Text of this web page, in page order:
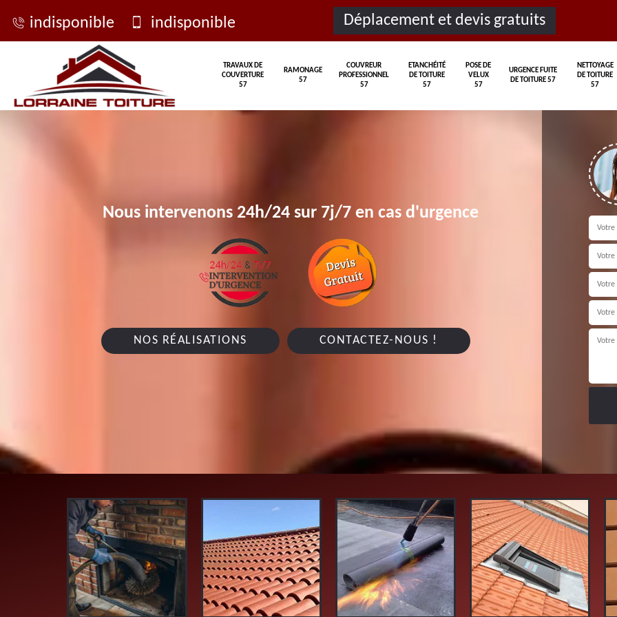
indisponible indisponible Déplacement et devis gratuits
TRAVAUX DE
COUVERTURE
57
RAMONAGE
57
COUVREUR
PROFESSIONNEL
57
ETANCHÉITÉ
DE TOITURE
57
POSE DE
VELUX
57
URGENCE FUITE
DE TOITURE 57
NETTOYAGE
DE TOITURE
57
Nous intervenons 24h/24 sur 7j/7 en cas d'urgence
NOS RÉALISATIONS CONTACTEZ-NOUS !